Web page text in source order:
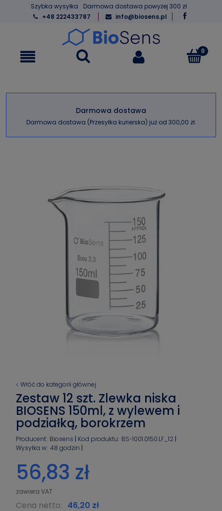
Szybka wysyłka
Darmowa dostawa powyżej 300 zł
+48 222433787
info@biosens.pl
Darmowa dostawa
Darmowa dostawa (Przesyłka kurierska) już od 300,00 zł.
Wróć do kategorii głównej
Zestaw 12 szt. Zlewka niska
BIOSENS 150ml, z wylewem i
podziałką, borokrzem
Producent: Biosens Kod produktu: BS-1001.0150.LF_12
Wysyłka w: 48 godzin
56,83 zł
Cena netto: 46,20 zł